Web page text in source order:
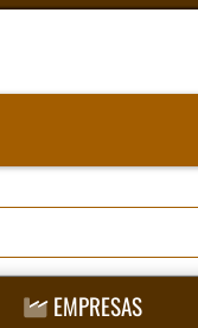
EMPRESAS